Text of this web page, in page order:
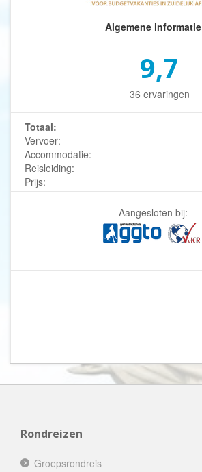
Algemene informatie
9,7
36 ervaringen
Totaal:
Vervoer:
Accommodatie:
Reisleiding:
Prijs:
Aangesloten bij:
Rondreizen
Groepsrondreis